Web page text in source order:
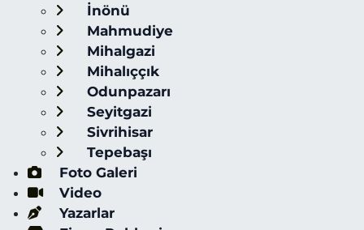
İnönü
Mahmudiye
Mihalgazi
Mihalıççık
Odunpazarı
Seyitgazi
Sivrihisar
Tepebaşı
Foto Galeri
Video
Yazarlar